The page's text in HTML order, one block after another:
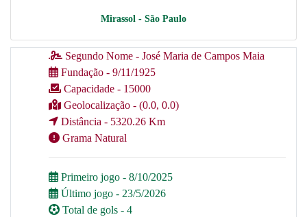
Mirassol - São Paulo
Segundo Nome - José Maria de Campos Maia
Fundação - 9/11/1925
Capacidade - 15000
Geolocalização - (0.0, 0.0)
Distância - 5320.26 Km
Grama Natural
Primeiro jogo - 8/10/2025
Último jogo - 23/5/2026
Total de gols - 4